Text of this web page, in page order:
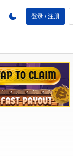
登录 / 注册